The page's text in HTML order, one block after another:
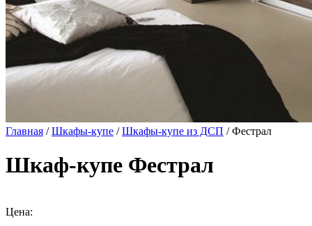
Главная /Шкафы-купе /Шкафы-купе из ДСП / Фестрал
Шкаф-купе Фестрал
Цена: